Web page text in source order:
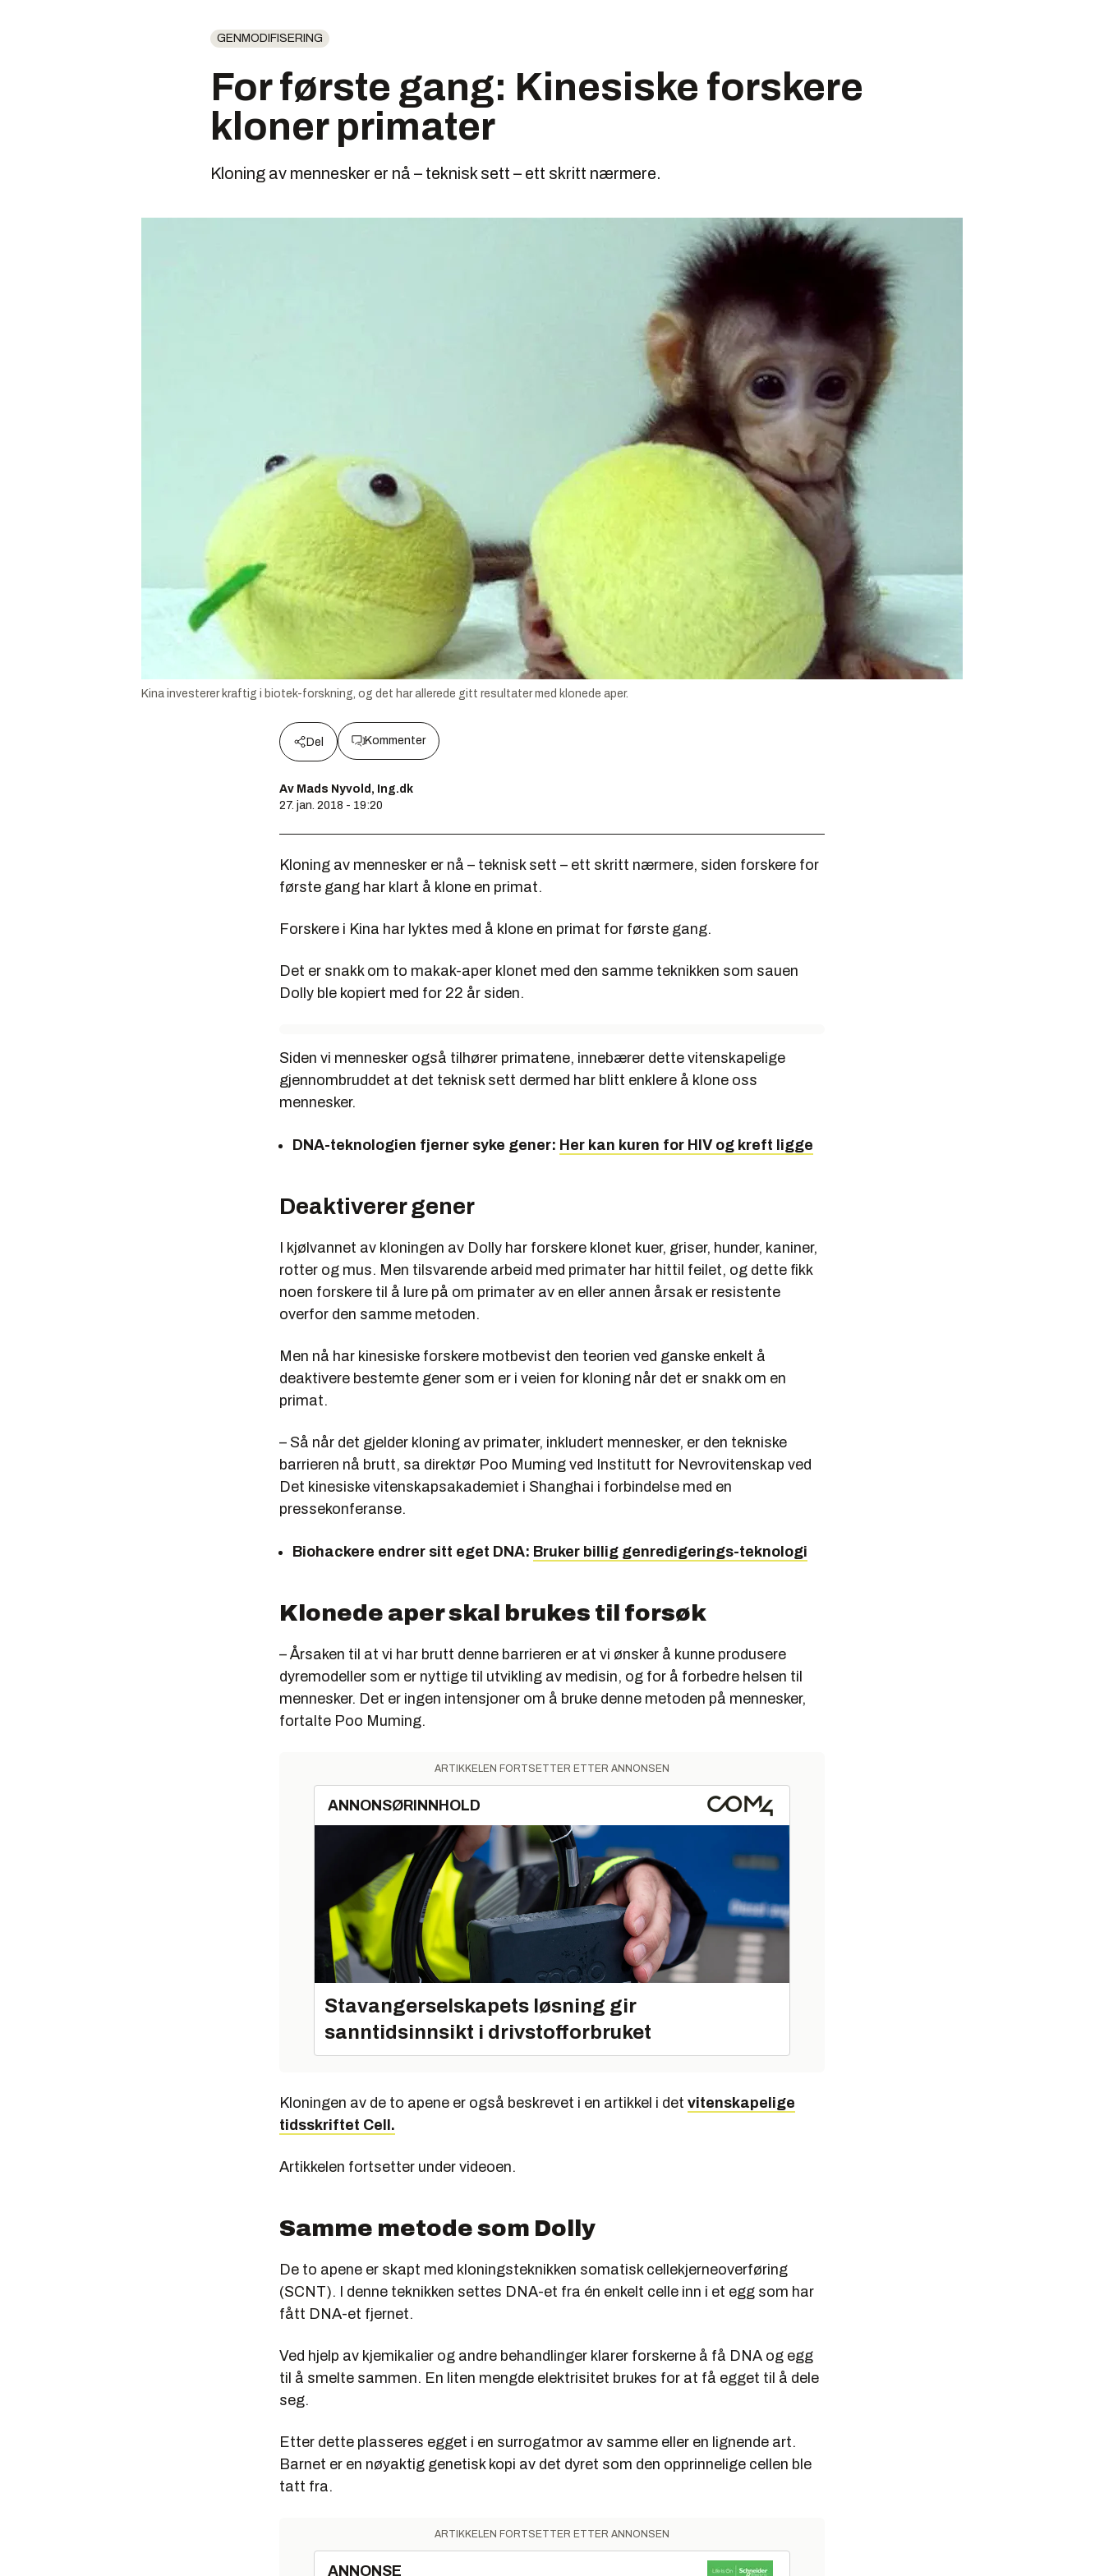
GENMODIFISERING
For første gang: Kinesiske forskere
kloner primater
Kloning av mennesker er nå – teknisk sett – ett skritt nærmere.
Kina investerer kraftig i biotek-forskning, og det har allerede gitt resultater med klonede aper.
Del Kommenter
Av Mads Nyvold, Ing.dk
27. jan. 2018 - 19:20
Kloning av mennesker er nå – teknisk sett – ett skritt nærmere, siden forskere for
første gang har klart å klone en primat.
Forskere i Kina har lyktes med å klone en primat for første gang.
Det er snakk om to makak-aper klonet med den samme teknikken som sauen
Dolly ble kopiert med for 22 år siden.
Siden vi mennesker også tilhører primatene, innebærer dette vitenskapelige
gjennombruddet at det teknisk sett dermed har blitt enklere å klone oss
mennesker.
DNA-teknologien fjerner syke gener: Her kan kuren for HIV og kreft ligge
Deaktiverer gener
I kjølvannet av kloningen av Dolly har forskere klonet kuer, griser, hunder, kaniner,
rotter og mus. Men tilsvarende arbeid med primater har hittil feilet, og dette fikk
noen forskere til å lure på om primater av en eller annen årsak er resistente
overfor den samme metoden.
Men nå har kinesiske forskere motbevist den teorien ved ganske enkelt å
deaktivere bestemte gener som er i veien for kloning når det er snakk om en
primat.
– Så når det gjelder kloning av primater, inkludert mennesker, er den tekniske
barrieren nå brutt, sa direktør Poo Muming ved Institutt for Nevrovitenskap ved
Det kinesiske vitenskapsakademiet i Shanghai i forbindelse med en
pressekonferanse.
Biohackere endrer sitt eget DNA: Bruker billig genredigerings-teknologi
Klonede aper skal brukes til forsøk
– Årsaken til at vi har brutt denne barrieren er at vi ønsker å kunne produsere
dyremodeller som er nyttige til utvikling av medisin, og for å forbedre helsen til
mennesker. Det er ingen intensjoner om å bruke denne metoden på mennesker,
fortalte Poo Muming.
ARTIKKELEN FORTSETTER ETTER ANNONSEN
ANNONSØRINNHOLD
Stavangerselskapets løsning gir
sanntidsinnsikt i drivstofforbruket
Kloningen av de to apene er også beskrevet i en artikkel i det vitenskapelige
tidsskriftet Cell.
Artikkelen fortsetter under videoen.
Samme metode som Dolly
De to apene er skapt med kloningsteknikken somatisk cellekjerneoverføring
(SCNT). I denne teknikken settes DNA-et fra én enkelt celle inn i et egg som har
fått DNA-et fjernet.
Ved hjelp av kjemikalier og andre behandlinger klarer forskerne å få DNA og egg
til å smelte sammen. En liten mengde elektrisitet brukes for at få egget til å dele
seg.
Etter dette plasseres egget i en surrogatmor av samme eller en lignende art.
Barnet er en nøyaktig genetisk kopi av det dyret som den opprinnelige cellen ble
tatt fra.
ARTIKKELEN FORTSETTER ETTER ANNONSEN
ANNONSE